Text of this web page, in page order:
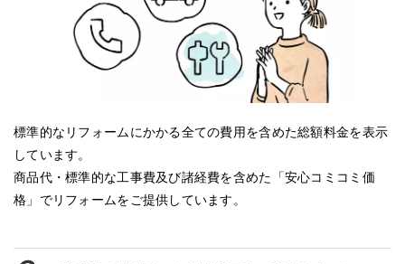
標準的なリフォームにかかる全ての費用を含めた総額料金を表示
しています。
商品代・標準的な工事費及び諸経費を含めた「安心コミコミ価
格」でリフォームをご提供しています。